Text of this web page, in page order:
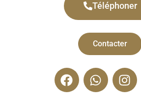
Téléphoner
Contacter